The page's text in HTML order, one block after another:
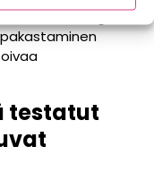
allergisia
testatut